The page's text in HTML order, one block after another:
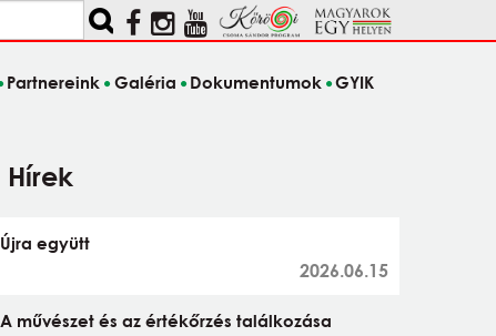
Partnereink Galéria Dokumentumok GYIK
Hírek
Újra együtt
2026.06.15
A művészet és az értékőrzés találkozása